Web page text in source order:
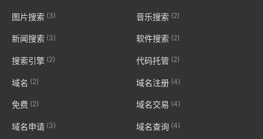
图片搜索 (3) 音乐搜索 (2)
新闻搜索 (3) 软件搜索 (2)
搜索引擎 (2) 代码托管 (2)
域名 (2) 域名注册(4)
免费 (2) 域名交易 (4)
域名申请 (3) 域名查询(4)